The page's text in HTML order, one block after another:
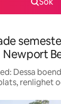
Newport
Dessa
renlighet